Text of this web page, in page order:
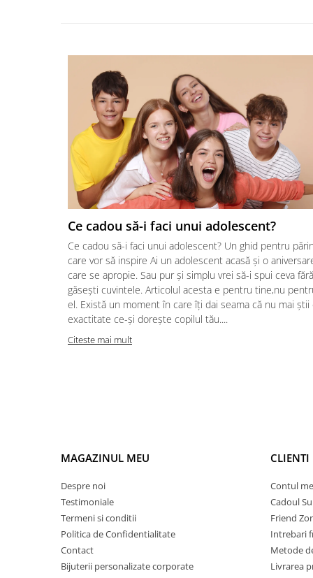
Ce cadou să-i faci unui adolescent?
Ce cadou să-i faci unui adolescent? Un ghid pentru
care vor să inspire Ai un adolescent acasă și o
care se apropie. Sau pur și simplu vrei să-i spui ceva
găsești cuvintele. Articolul acesta e pentru tine,nu
el. Există un moment în care îți dai seama că nu mai știi
exactitate ce-și dorește copilul tău....
Citeste mai mult
MAGAZINUL MEU
Despre noi
Testimoniale
Termeni si conditii
Politica de Confidentialitate
Contact
Bijuterii personalizate corporate
CLIENTI
Contul
Cadoul
Friend
Intrebari
Metode
Livrarea